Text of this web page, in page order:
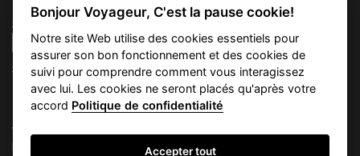
Partenariat
Sitemap
Cookies
Suivez nous sur
Vacation Key Corp. 2905 Point East Drive #L-215. Aventura.
FLORIDA 33160.
Bonjour Voyageur, C'est la pause cookie!
Notre site Web utilise des cookies essentiels pour
assurer son bon fonctionnement et des cookies de
suivi pour comprendre comment vous interagissez
avec lui. Les cookies ne seront placés qu'après votre
accord Politique de confidentialité
Accepter tout